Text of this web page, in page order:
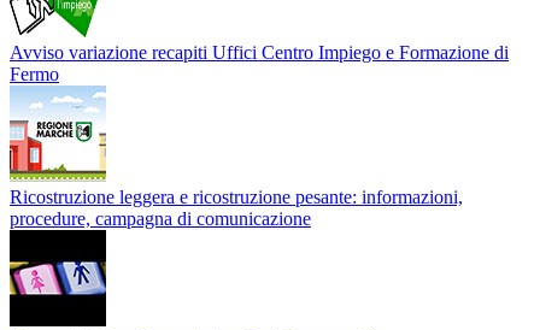
Avviso variazione recapiti Uffici Centro Impiego e Formazione di
Fermo
Ricostruzione leggera e ricostruzione pesante: informazioni,
procedure, campagna di comunicazione